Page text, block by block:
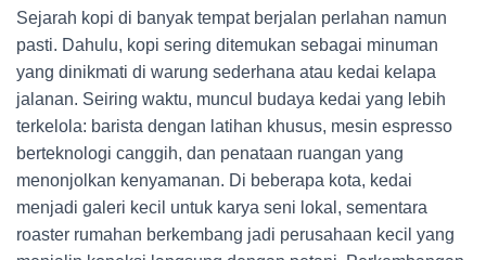
Sejarah kopi di banyak tempat berjalan perlahan namun
pasti. Dahulu, kopi sering ditemukan sebagai minuman
yang dinikmati di warung sederhana atau kedai kelapa
jalanan. Seiring waktu, muncul budaya kedai yang lebih
terkelola: barista dengan latihan khusus, mesin espresso
berteknologi canggih, dan penataan ruangan yang
menonjolkan kenyamanan. Di beberapa kota, kedai
menjadi galeri kecil untuk karya seni lokal, sementara
roaster rumahan berkembang jadi perusahaan kecil yang